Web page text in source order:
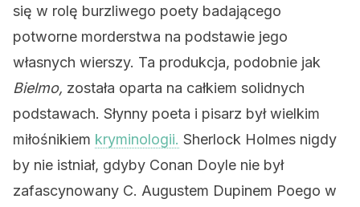
się w rolę burzliwego poety badającego
potworne morderstwa na podstawie jego
własnych wierszy. Ta produkcja, podobnie jak
Bielmo, została oparta na całkiem solidnych
podstawach. Słynny poeta i pisarz był wielkim
miłośnikiem kryminologii. Sherlock Holmes nigdy
by nie istniał, gdyby Conan Doyle nie był
zafascynowany C. Augustem Dupinem Poego w